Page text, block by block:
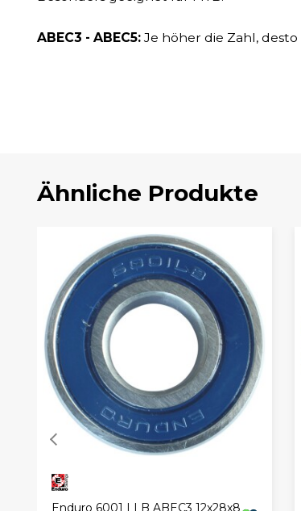
ABEC3 - ABEC5: Je höher die Zahl,
Ähnliche Produkte
Enduro 6001 LLB ABEC3 12x28x8